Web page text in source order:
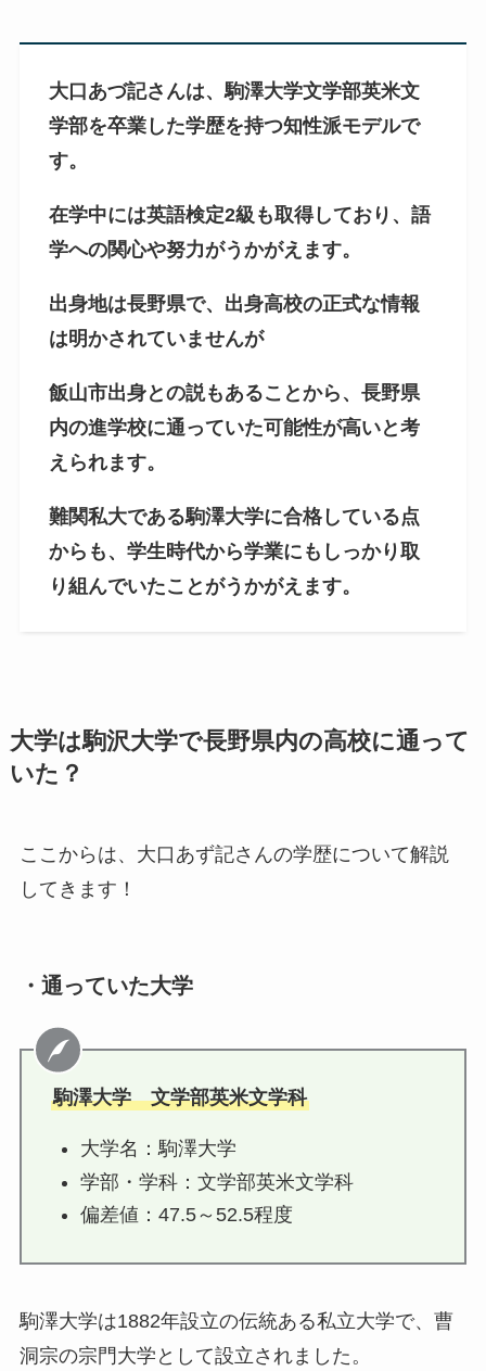
大口あづ記さんは、駒澤大学文学部英米文
学部を卒業した学歴を持つ知性派モデルで
す。
在学中には英語検定2級も取得しており、語
学への関心や努力がうかがえます。
出身地は長野県で、出身高校の正式な情報
は明かされていませんが
飯山市出身との説もあることから、長野県
内の進学校に通っていた可能性が高いと考
えられます。
難関私大である駒澤大学に合格している点
からも、学生時代から学業にもしっかり取
り組んでいたことがうかがえます。
大学は駒沢大学で長野県内の高校に通って
いた？
ここからは、大口あず記さんの学歴について解説
してきます！
・通っていた大学
駒澤大学 文学部英米文学科
大学名：駒澤大学
学部・学科：文学部英米文学科
偏差値：47.5～52.5程度
駒澤大学は1882年設立の伝統ある私立大学で、曹
洞宗の宗門大学として設立されました。